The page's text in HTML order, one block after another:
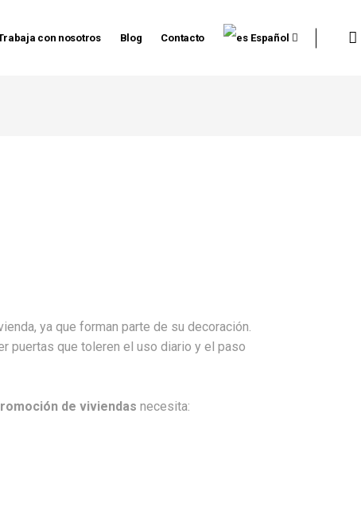
con nosotros Blog Contacto Español
ya que forman parte de su decoración.
puertas que toleren el uso diario y el paso
de viviendas necesita: